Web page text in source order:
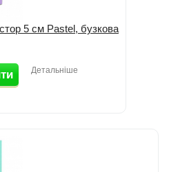
5 см Pastel, бузкова
Детальніше